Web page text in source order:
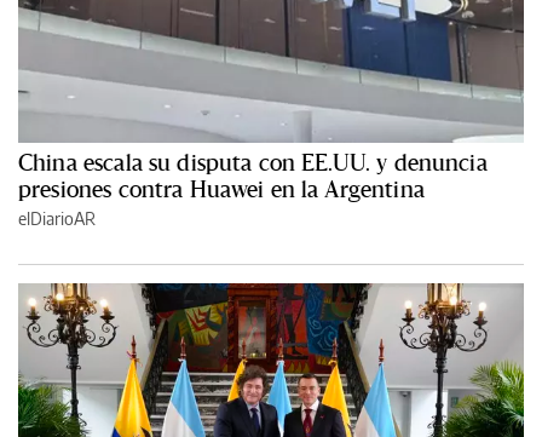
China escala su disputa con EE.UU. y denuncia
presiones contra Huawei en la Argentina
elDiarioAR